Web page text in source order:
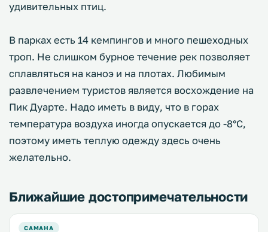
удивительных птиц.
В парках есть 14 кемпингов и много пешеходных
троп. Не слишком бурное течение рек позволяет
сплавляться на каноэ и на плотах. Любимым
развлечением туристов является восхождение на
Пик Дуарте. Надо иметь в виду, что в горах
температура воздуха иногда опускается до -8°C,
поэтому иметь теплую одежду здесь очень
желательно.
Ближайшие достопримечательности
САМАНА